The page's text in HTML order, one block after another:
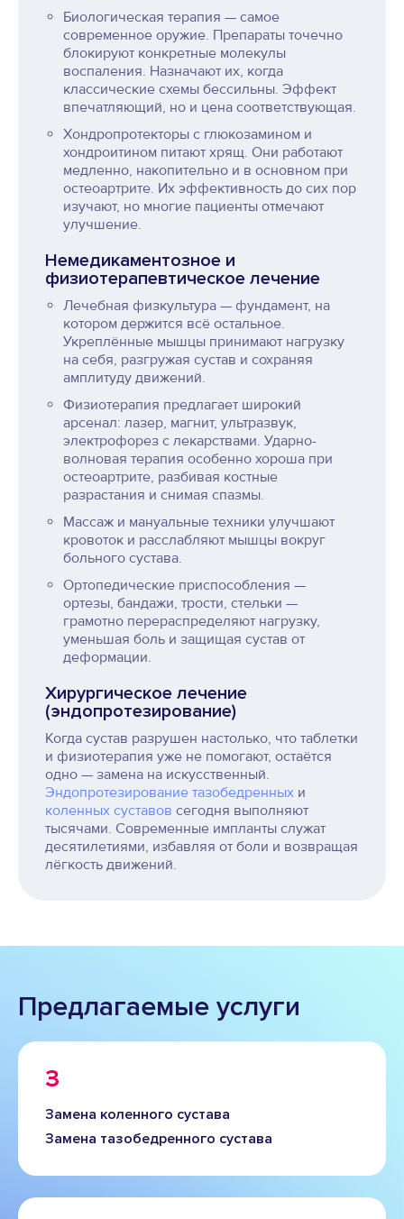
Биологическая терапия — самое
современное оружие. Препараты точечно
блокируют конкретные молекулы
воспаления. Назначают их, когда
классические схемы бессильны. Эффект
впечатляющий, но и цена соответствующая.
Хондропротекторы с глюкозамином и
хондроитином питают хрящ. Они работают
медленно, накопительно и в основном при
остеоартрите. Их эффективность до сих пор
изучают, но многие пациенты отмечают
улучшение.
Немедикаментозное и
физиотерапевтическое лечение
Лечебная физкультура — фундамент, на
котором держится всё остальное.
Укреплённые мышцы принимают нагрузку
на себя, разгружая сустав и сохраняя
амплитуду движений.
Физиотерапия предлагает широкий
арсенал: лазер, магнит, ультразвук,
электрофорез с лекарствами. Ударно-
волновая терапия особенно хороша при
остеоартрите, разбивая костные
разрастания и снимая спазмы.
Массаж и мануальные техники улучшают
кровоток и расслабляют мышцы вокруг
больного сустава.
Ортопедические приспособления —
ортезы, бандажи, трости, стельки —
грамотно перераспределяют нагрузку,
уменьшая боль и защищая сустав от
деформации.
Хирургическое лечение
(эндопротезирование)
Когда сустав разрушен настолько, что таблетки
и физиотерапия уже не помогают, остаётся
одно — замена на искусственный.
Эндопротезирование тазобедренных и
коленных суставов сегодня выполняют
тысячами. Современные импланты служат
десятилетиями, избавляя от боли и возвращая
лёгкость движений.
Предлагаемые услуги
З
Замена коленного сустава
Замена тазобедренного сустава